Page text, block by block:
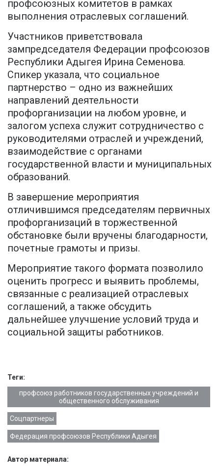
профсоюзных комитетов в рамках
выполнения отраслевых соглашений.
Участников приветствовала
зампредседателя Федерации профсоюзов
Республики Адыгея Ирина Семенова.
Спикер указала, что социальное
партнерство – одно из важнейших
направлений деятельности
профорганизации на любом уровне, и
залогом успеха служит сотрудничество с
руководителями отраслей и учреждений,
взаимодействие с органами
государственной власти и муниципальных
образований.
В завершение мероприятия
отличившимся председателям первичных
профорганизаций в торжественной
обстановке были вручены благодарности,
почетные грамоты и призы.
Мероприятие такого формата позволило
оценить прогресс и выявить проблемы,
связанные с реализацией отраслевых
соглашений, а также обсудить
дальнейшее улучшение условий труда и
социальной защиты работников.
Теги:
профсоюз работников государственных учреждений и
общественного обслуживания
Соцпартнеры
Федерация профсоюзов Республики Адыгея
Автор материала: